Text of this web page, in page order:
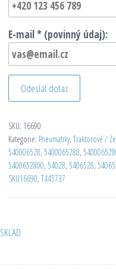
E-mail * (povinný údaj):
Odeslat dotaz
SKU: 16690
Kategorie: Pneumatiky, Traktorové /
540006528, 5400065280,
5400652800, 54028, 5406528,
SKU16690, T445737
SKLAD